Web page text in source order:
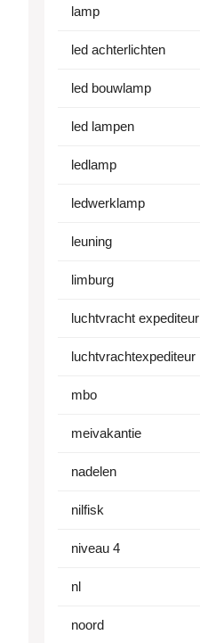
lamp
led achterlichten
led bouwlamp
led lampen
ledlamp
ledwerklamp
leuning
limburg
luchtvracht expediteur
luchtvrachtexpediteur
mbo
meivakantie
nadelen
nilfisk
niveau 4
nl
noord